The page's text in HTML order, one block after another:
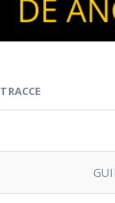
TRACCE